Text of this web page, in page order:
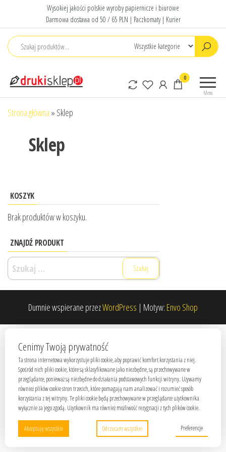
treści
Wysokiej jakości polskie wyroby papiernicze i biurowe
Darmowa dostawa od 50 / 65 PLN | Paczkomaty | Kurier
sklep Menu
0
Strona główna » Sklep
Sklep
KOSZYK
Brak produktów w koszyku.
ZNAJDŹ PRODUKT
Szukaj:
Dumnie wspierane przezWordPress | Motyw: Envo Shop
Cenimy Twoją prywatność
Ta strona internetowa wykorzystuje pliki cookie, aby poprawić komfort korzystania z niej.
Spośród nich pliki cookie, które są sklasyfikowane jako niezbędne, są przechowywane w
przeglądarce, ponieważ są niezbędne do działania podstawowych funkcji witryny. Używamy
również plików cookie stron trzecich, które pomagają nam analizować i rozumieć sposób
korzystania z tej witryny. Te pliki cookie będą przechowywane w przeglądarce użytkownika
wyłącznie za jego zgodą. Użytkownik ma również możliwość rezygnacji z tych plików cookie.
Akceptuję wszystkie Odrzucam wszystkie Preferencje